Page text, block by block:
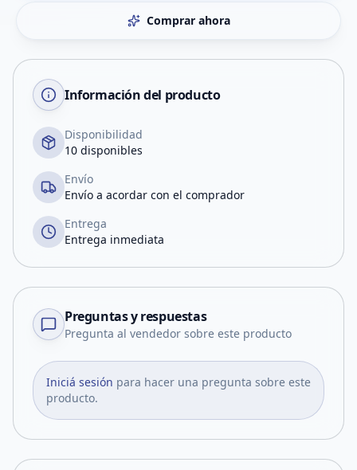
Comprar ahora
Información del producto
Disponibilidad
10 disponibles
Envío
Envío a acordar con el comprador
Entrega
Entrega inmediata
Preguntas y respuestas
Pregunta al vendedor sobre este producto
Iniciá sesión para hacer una pregunta sobre este
producto.